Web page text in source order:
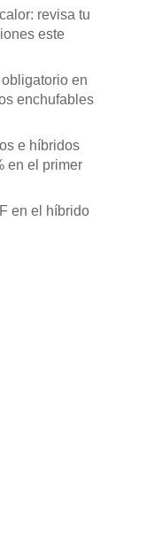
revisa tu
este
en
enchufables
e híbridos
en el primer
en el híbrido
y catálogos